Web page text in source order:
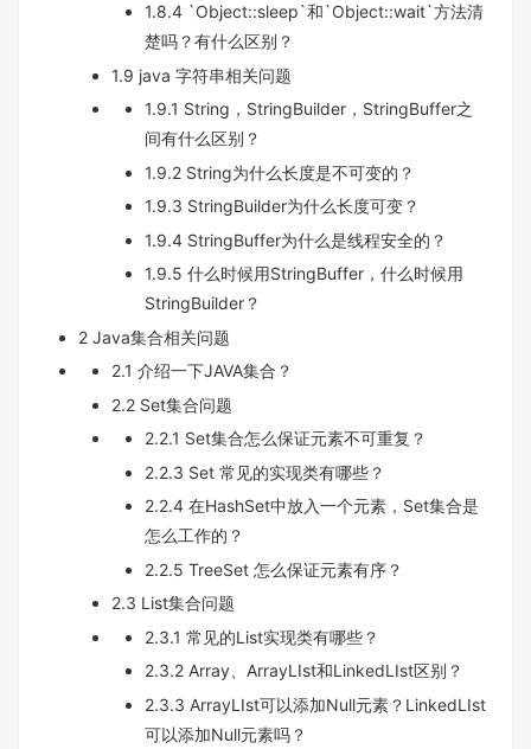
1.8.4 `Object::sleep`和`Object::wait`方法清
楚吗？有什么区别？
1.9 java 字符串相关问题
1.9.1 String，StringBuilder，StringBuffer之
间有什么区别？
1.9.2 String为什么长度是不可变的？
1.9.3 StringBuilder为什么长度可变？
1.9.4 StringBuffer为什么是线程安全的？
1.9.5 什么时候用StringBuffer，什么时候用
StringBuilder？
2 Java集合相关问题
2.1 介绍一下JAVA集合？
2.2 Set集合问题
2.2.1 Set集合怎么保证元素不可重复？
2.2.3 Set 常见的实现类有哪些？
2.2.4 在HashSet中放入一个元素，Set集合是
怎么工作的？
2.2.5 TreeSet 怎么保证元素有序？
2.3 List集合问题
2.3.1 常见的List实现类有哪些？
2.3.2 Array、ArrayLIst和LinkedLIst区别？
2.3.3 ArrayLIst可以添加Null元素？LinkedLIst
可以添加Null元素吗？